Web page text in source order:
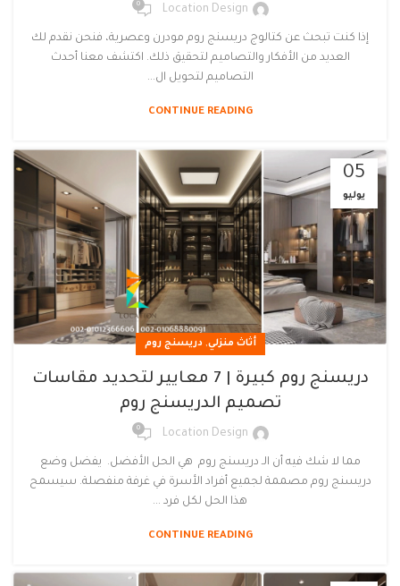
Location Design
0
إذا كنت تبحث عن كتالوج دريسنج روم مودرن وعصرية، فنحن نقدم لك
العديد من الأفكار والتصاميم لتحقيق ذلك. اكتشف معنا أحدث
التصاميم لتحويل ال...
CONTINUE READING
05
يوليو
أثاث منزلي, دريسنج روم
دريسنج روم كبيرة | 7 معايير لتحديد مقاسات
تصميم الدريسنج روم
Location Design
0
مما لا شك فيه أن الـ دريسنج روم هي الحل الأفضل. يفضل وضع
دريسنج روم مصممة لجميع أفراد الأسرة في غرفة منفصلة. سيسمح
هذا الحل لكل فرد ...
CONTINUE READING